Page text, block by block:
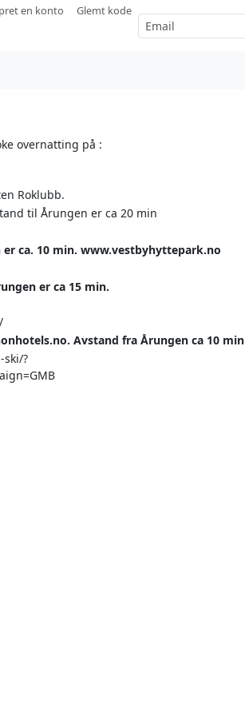
en konto Glemt kode
overnatting på :
Roklubb.
til Årungen er ca 20 min
ca. 10 min. www.vestbyhyttepark.no
er ca 15 min.
Avstand fra Årungen ca 10 min
?